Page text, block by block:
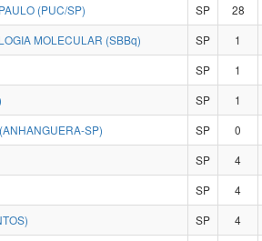
(PUC/SP)
SP 28
SOCIEDADE BRASILEIRA DE BIOQUÍMICA E BIOLOGIA MOLECULAR (SBBq)
SP 1
SP 1
SP 1
SP)
SP 0
SP 4
SP 4
SP 4